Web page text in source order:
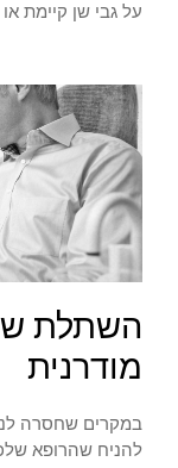
על גבי שן קיימת
השתלת
מודרנית
במקרים שחסרה
להניח שהרופא